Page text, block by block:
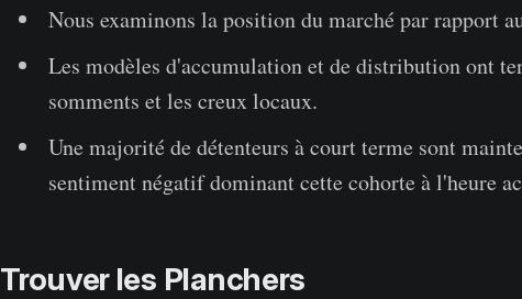
Nous examinons la position du marché par rapport
Les modèles d'accumulation et de distribution ont
somments et les creux locaux.
Une majorité de détenteurs à court terme sont
sentiment négatif dominant cette cohorte à l'heure
Trouver les Planchers